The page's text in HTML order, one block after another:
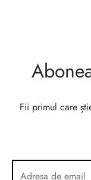
Fii primul care